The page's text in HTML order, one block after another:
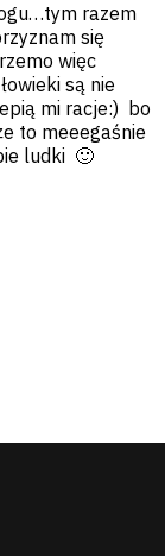
razem
się
więc
są nie
mi racje:) bo
to meeegaśnie
ludki 🙂